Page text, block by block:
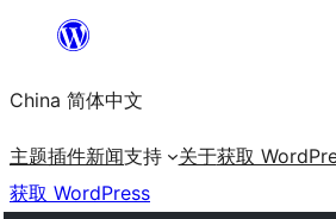
内
容
China 简体中文
主题插件新闻支持 关于获取
获取 WordPress